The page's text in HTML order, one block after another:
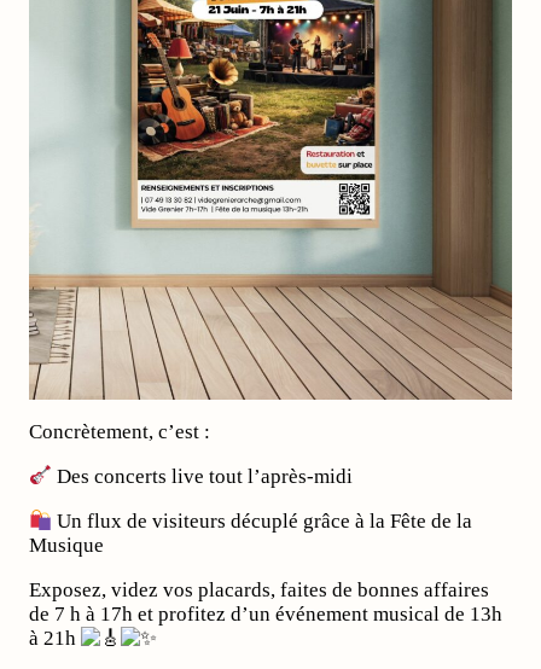
Concrètement, c’est :
Des concerts live tout l’après-midi
Un flux de visiteurs décuplé grâce à la Fête de la
Musique
Exposez, videz vos placards, faites de bonnes affaires
de 7 h à 17h et profitez d’un événement musical de 13h
à 21h